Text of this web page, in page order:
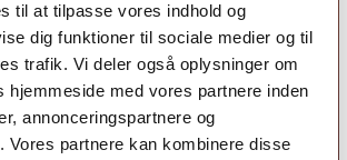
til at tilpasse vores indhold og
dig funktioner til sociale medier og til
trafik. Vi deler også oplysninger om
hjemmeside med vores partnere inden
annonceringspartnere og
Vores partnere kan kombinere disse